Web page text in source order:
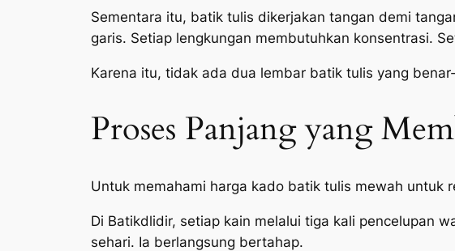
Sementara itu, batik tulis dikerjakan tangan demi
garis. Setiap lengkungan membutuhkan konsentrasi.
Karena itu, tidak ada dua lembar batik tulis yang
Proses Panjang yang
Untuk memahami harga kado batik tulis mewah untuk
Di Batikdlidir, setiap kain melalui tiga kali pencelupan
sehari. Ia berlangsung bertahap.